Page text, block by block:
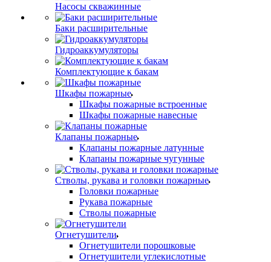
Насосы скважинные
Баки расширительные
Гидроаккумуляторы
Комплектующие к бакам
Шкафы пожарные
Шкафы пожарные встроенные
Шкафы пожарные навесные
Клапаны пожарные
Клапаны пожарные латунные
Клапаны пожарные чугунные
Стволы, рукава и головки пожарные
Головки пожарные
Рукава пожарные
Стволы пожарные
Огнетушители
Огнетушители порошковые
Огнетушители углекислотные